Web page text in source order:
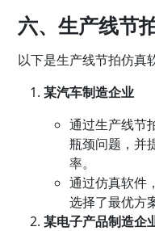
六、生产线节
以下是生产线节拍仿真
某汽车制造企业
通过生产线节
瓶颈问题，并
率。
通过仿真软件
选择了最优方
某电子产品制造企